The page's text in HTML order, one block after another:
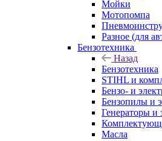
Мойки
Мотопомпа
Разное (для
Бензотехника
Назад
Бензотехника
STIHL и
Бензо- и
Бензопилы и
Генераторы и
Масла